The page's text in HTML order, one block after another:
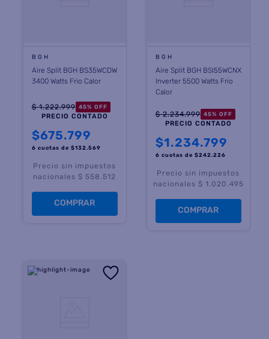
BGH
Aire Split BGH BS35WCDW
3400 Watts Frio Calor
$ 1.222.999 45% OFF
PRECIO CONTADO
$675.799
6 cuotas de $132.569
Precio sin impuestos
nacionales $ 558.512
COMPRAR
BGH
Aire Split BGH BSI55WCNX
Inverter 5500 Watts Frio
Calor
$ 2.234.999 45% OFF
PRECIO CONTADO
$1.234.799
6 cuotas de $242.226
Precio sin impuestos
nacionales $ 1.020.495
COMPRAR